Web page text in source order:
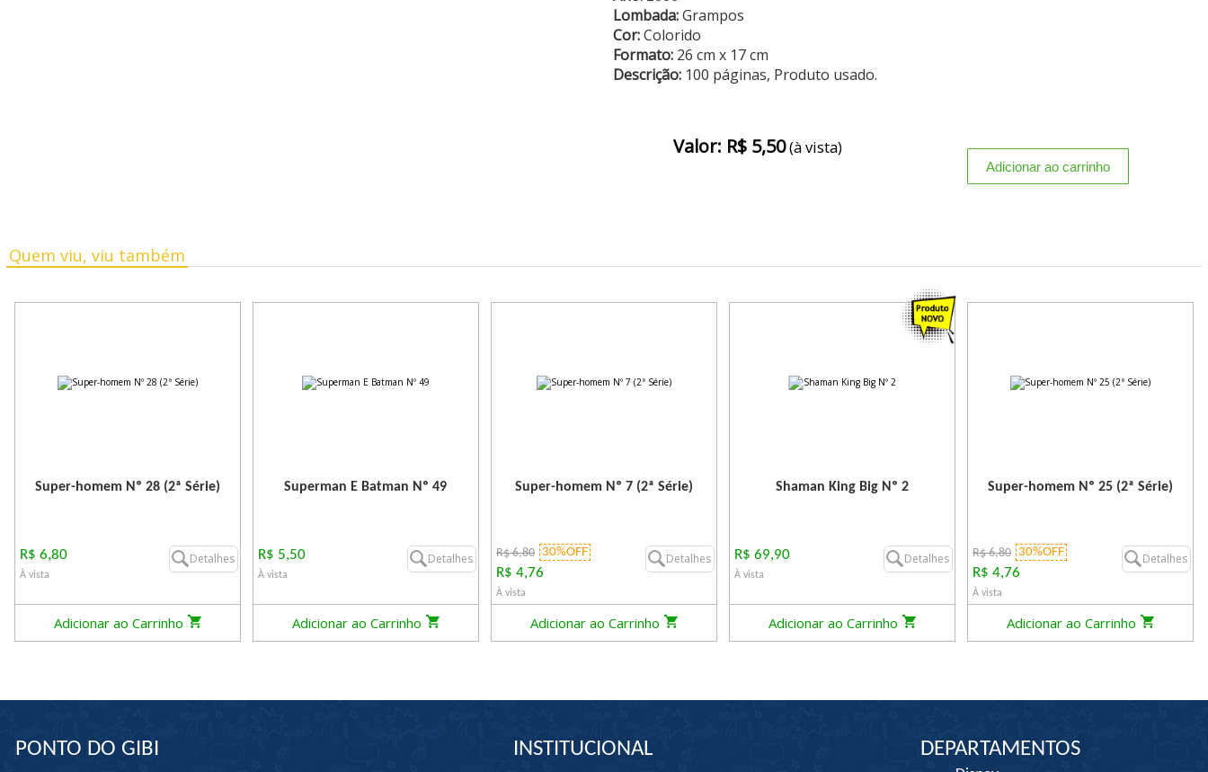
Lombada:Grampos
Cor:Colorido
Formato:26 cm x 17 cm
Descrição: 100 páginas, Produto usado.
Valor: R$ 5,50(à vista)
Quem viu, viu também
Super-homem Nº 28 (2ª Série)
R$ 6,80
À vista
Detalhes
Adicionar ao Carrinho
Superman E Batman Nº 49
R$ 5,50
À vista
Detalhes
Adicionar ao Carrinho
Super-homem Nº 7 (2ª Série)
R$ 6,80 30%OFF
R$ 4,76
À vista
Detalhes
Adicionar ao Carrinho
Shaman King Big Nº 2
R$ 69,90
À vista
Detalhes
Adicionar ao Carrinho
Super-homem Nº 25 (2ª Série)
R$ 6,80 30%OFF
R$ 4,76
À vista
Detalhes
Adicionar ao Carrinho
PONTO DO GIBI INSTITUCIONAL DEPARTAMENTOS